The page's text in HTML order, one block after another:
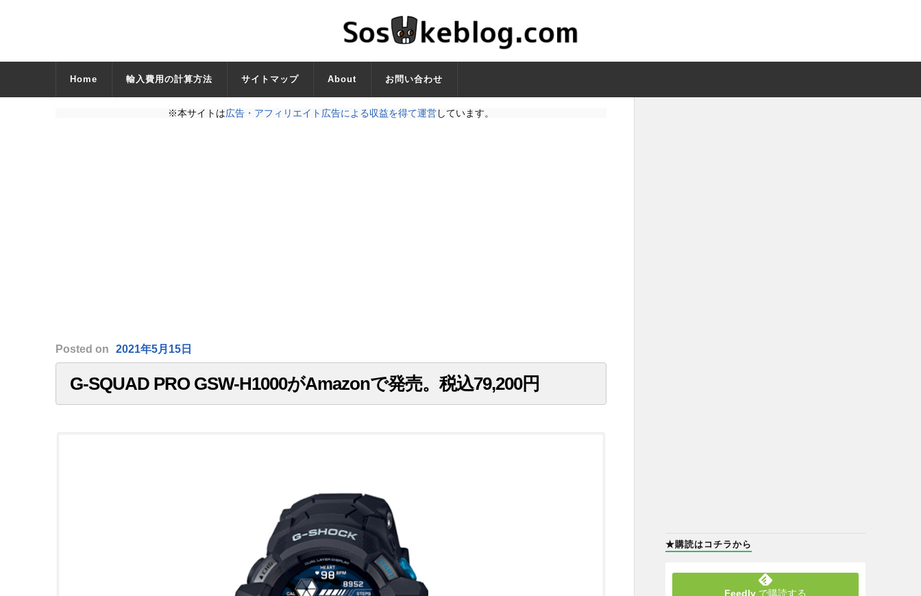
Home 輸入費用の計算方法 サイトマップ About お問い合わせ
※本サイトは広告・アフィリエイト広告による収益を得て運営しています。
Posted on 2021年5月15日
G-SQUAD PRO GSW-H1000がAmazonで発売。税込79,200円
★購読はコチラから
Feedly で購読する